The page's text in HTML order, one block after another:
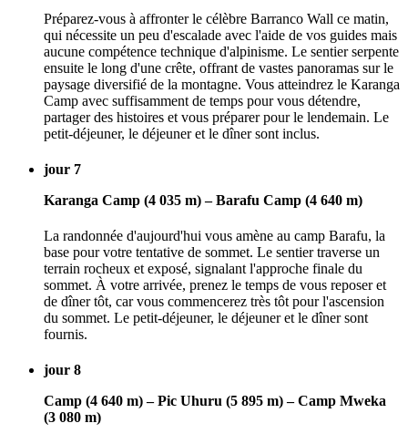
Préparez-vous à affronter le célèbre Barranco Wall ce matin,
qui nécessite un peu d'escalade avec l'aide de vos guides mais
aucune compétence technique d'alpinisme. Le sentier serpente
ensuite le long d'une crête, offrant de vastes panoramas sur le
paysage diversifié de la montagne. Vous atteindrez le Karanga
Camp avec suffisamment de temps pour vous détendre,
partager des histoires et vous préparer pour le lendemain. Le
petit-déjeuner, le déjeuner et le dîner sont inclus.
jour 7
Karanga Camp (4 035 m) – Barafu Camp (4 640 m)
La randonnée d'aujourd'hui vous amène au camp Barafu, la
base pour votre tentative de sommet. Le sentier traverse un
terrain rocheux et exposé, signalant l'approche finale du
sommet. À votre arrivée, prenez le temps de vous reposer et
de dîner tôt, car vous commencerez très tôt pour l'ascension
du sommet. Le petit-déjeuner, le déjeuner et le dîner sont
fournis.
jour 8
Camp (4 640 m) – Pic Uhuru (5 895 m) – Camp Mweka
(3 080 m)